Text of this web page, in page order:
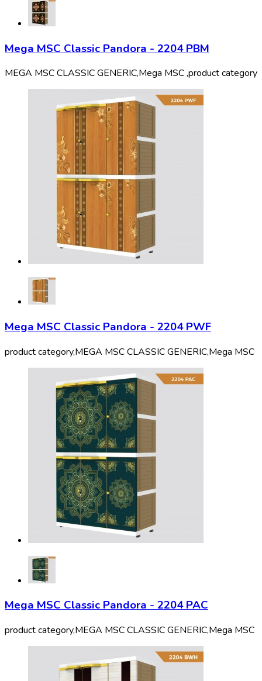
Mega MSC Classic Pandora - 2204 PBM
MEGA MSC CLASSIC GENERIC,Mega MSC ,product category
Mega MSC Classic Pandora - 2204 PWF
product category,MEGA MSC CLASSIC GENERIC,Mega MSC
Mega MSC Classic Pandora - 2204 PAC
product category,MEGA MSC CLASSIC GENERIC,Mega MSC